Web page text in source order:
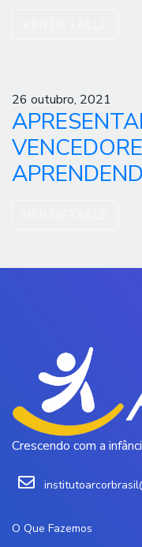
26 outubro, 2021
Crescendo com a
O Que Fazemos